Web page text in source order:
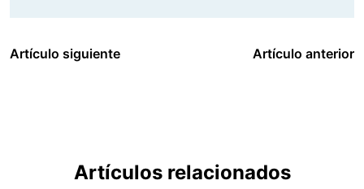
Artículo siguiente Artículo anterior
Artículos relacionados